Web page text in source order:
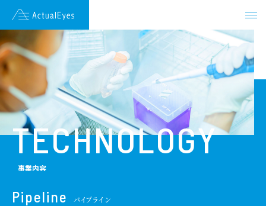
JAPANESE
HOME
NEWS
ENDORSEMENT
TECHNOLOGY
事業内容
Pipeline パイプライン